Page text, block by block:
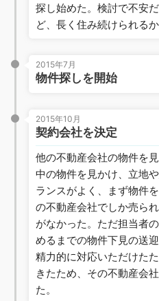
探し始めた。検討で不安
ど、長く住み続けられるか
2015年7月
物件探しを開始
2015年10月
契約会社を決定
他の不動産会社の物件を
中の物件を見かけ、立地
ランスがよく、まず物件
の不動産会社でしか売ら
がなかった。ただ担当者
めるまでの物件下見の送
精力的に対応いただけた
きたため、その不動産会
た。